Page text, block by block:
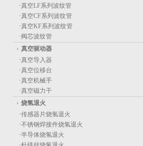
·真空LF系列波纹管
·真空CF系列波纹管
·真空KF系列波纹管
·阀芯波纹管
真空驱动器
·真空导入器
·真空位移台
·真空机械手
·真空磁力干
烧氢退火
·传感器片烧氢退火
·不锈钢焊接件烧氢退火
·半导体烧氢退火